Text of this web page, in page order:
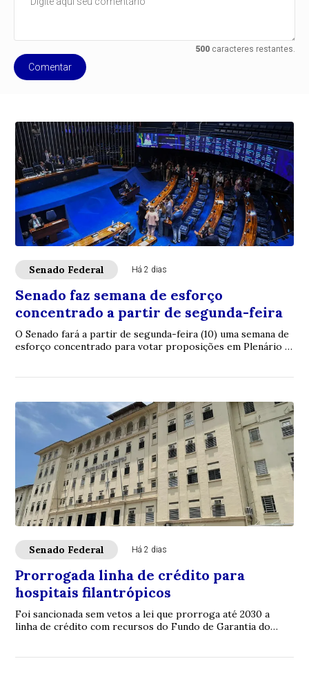
500caracteres restantes.
Comentar
Senado Federal Há 2 dias
Senado faz semana de esforço
concentrado a partir de segunda-feira
O Senado fará a partir de segunda-feira (10) uma semana de
esforço concentrado para votar proposições em Plenário e
Senado Federal Há 2 dias
Prorrogada linha de crédito para
hospitais filantrópicos
Foi sancionada sem vetos a lei que prorroga até 2030 a
linha de crédito com recursos do Fundo de Garantia do